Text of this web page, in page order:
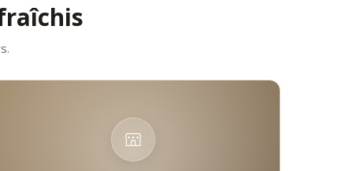
professionnels comme des amateurs éclairés.